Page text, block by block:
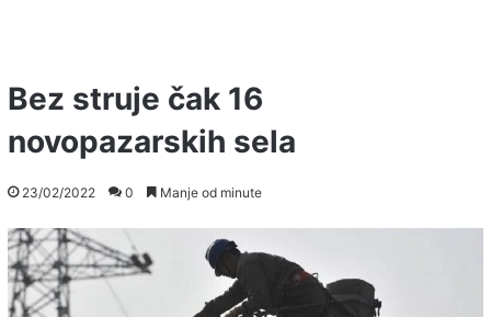
Bez struje čak 16
novopazarskih sela
23/02/2022 0 Manje od minute